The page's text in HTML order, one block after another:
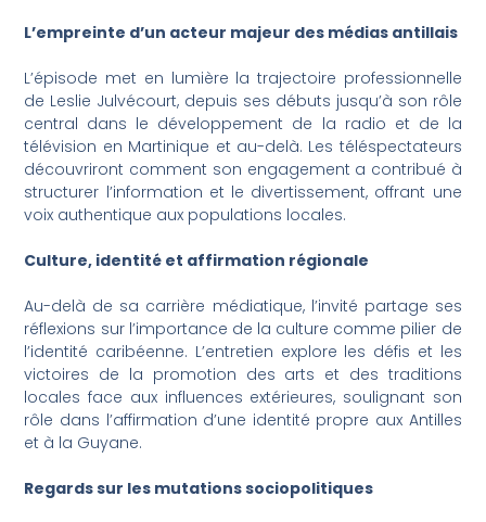
L’empreinte d’un acteur majeur des médias antillais
L’épisode met en lumière la trajectoire professionnelle
de Leslie Julvécourt, depuis ses débuts jusqu’à son rôle
central dans le développement de la radio et de la
télévision en Martinique et au-delà. Les téléspectateurs
découvriront comment son engagement a contribué à
structurer l’information et le divertissement, offrant une
voix authentique aux populations locales.
Culture, identité et affirmation régionale
Au-delà de sa carrière médiatique, l’invité partage ses
réflexions sur l’importance de la culture comme pilier de
l’identité caribéenne. L’entretien explore les défis et les
victoires de la promotion des arts et des traditions
locales face aux influences extérieures, soulignant son
rôle dans l’affirmation d’une identité propre aux Antilles
et à la Guyane.
Regards sur les mutations sociopolitiques